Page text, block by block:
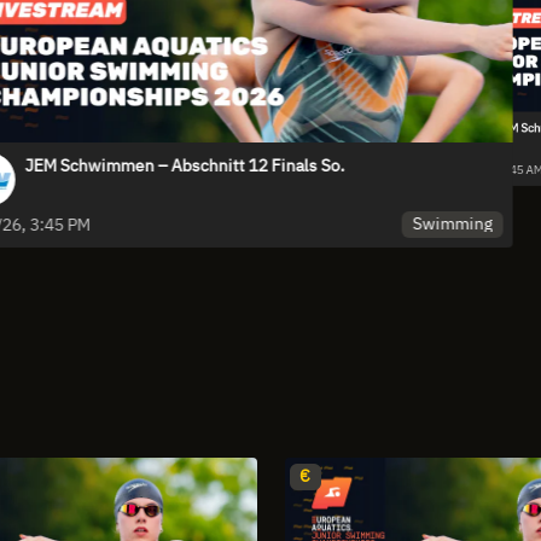
JEM Schwimmen – Abschnitt 12 Finals So.
3:45 PM Swimming
JEM
7/12/26, 6:45 AM
€